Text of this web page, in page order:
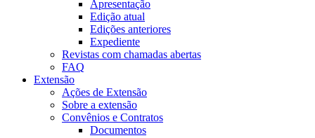
Apresentação
Edição atual
Edições anteriores
Expediente
Revistas com chamadas abertas
FAQ
Extensão
Ações de Extensão
Sobre a extensão
Convênios e Contratos
Documentos